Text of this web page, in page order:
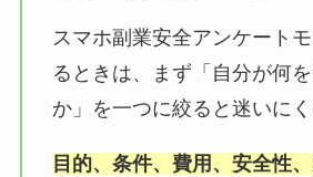
スマホ副業安全アンケート
るときは、まず「自分が何
か」を一つに絞ると迷いにく
目的、条件、費用、安全性